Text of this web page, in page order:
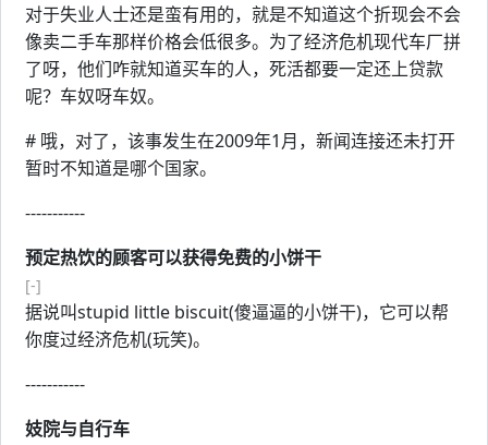
对于失业人士还是蛮有用的，就是不知道这个折现会不会
像卖二手车那样价格会低很多。为了经济危机现代车厂拼
了呀，他们咋就知道买车的人，死活都要一定还上贷款
呢？车奴呀车奴。
# 哦，对了，该事发生在2009年1月，新闻连接还未打开
暂时不知道是哪个国家。
-----------
预定热饮的顾客可以获得免费的小饼干
[-]
据说叫stupid little biscuit(傻逼逼的小饼干)，它可以帮
你度过经济危机(玩笑)。
-----------
妓院与自行车